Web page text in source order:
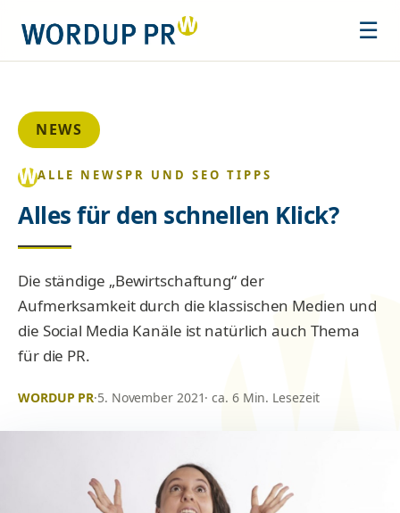
☰
NEWS
ALLE NEWS PR UND SEO TIPPS
Alles für den schnellen Klick?
Die ständige „Bewirtschaftung“ der
Aufmerksamkeit durch die klassischen Medien und
die Social Media Kanäle ist natürlich auch Thema
für die PR.
WORDUP PR·5. November 2021· ca. 6 Min. Lesezeit